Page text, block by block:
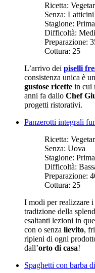
Ricetta:
Senza: Latticini
Stagione:
Difficoltà:
Preparazione:
Cottura: 25
L’arrivo dei piselli
consistenza unica è
gustose ricette in cui
anni fa dallo Chef
progetti ristorativi.
Panzerotti integrali
Ricetta:
Senza: Uova
Stagione:
Difficoltà:
Preparazione:
Cottura: 25
I modi per realizzare i
tradizione della
esaltanti lezioni in
con o senza lievito,
ripieni di ogni
dall’orto di casa!
Spaghetti con barba